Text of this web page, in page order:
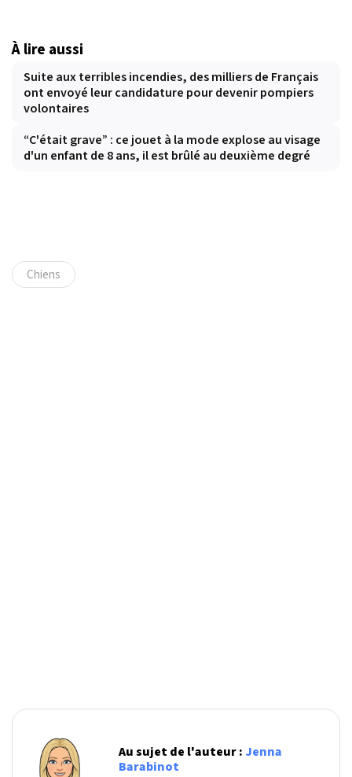
À lire aussi
Suite aux terribles incendies, des milliers de Français
ont envoyé leur candidature pour devenir pompiers
volontaires
“C'était grave” : ce jouet à la mode explose au visage
d'un enfant de 8 ans, il est brûlé au deuxième degré
Chiens
Au sujet de l'auteur : Jenna
Barabinot